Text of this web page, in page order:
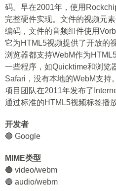
码。早在2001年，使用
完整硬件实现。文件的视频元
编码，文件的音频组件使用
它为HTML5视频提供了开放的
浏览器都支持WebM作为
一些程序，如Quicktime和浏览
Safari，没有本地的WebM支持
项目团队在2011年发布了
通过标准的HTML5视频标签播
开发者
🔵 Google
MIME类型
🔵 video/webm
🔵 audio/webm